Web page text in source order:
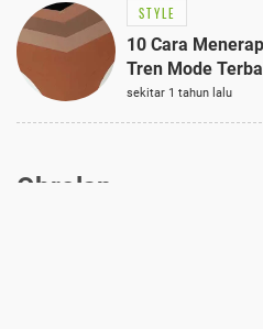
STYLE
10 Cara
Tren Mode
sekitar 1 tahun lalu
Obrolan